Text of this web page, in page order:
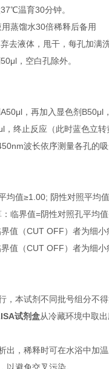
37℃温育30分钟。
蒸馏水30倍稀释后备用
去液体，甩干，每孔加满
，空白孔除外。
，再加入显色剂
，终止反应（此时蓝色立转
波长依序测量各孔的
均值≥1.00; 阴性对照平均
临界值=阴性对照孔平均
值（CUT OFF）者为细小
值（CUT OFF）者为细
，本试剂不同批号组分不
试剂盒从冷藏环境中取
出，稀释时可在水浴中加